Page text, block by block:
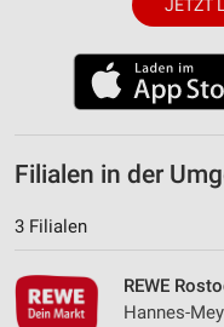
JETZT
Filialen in der
3 Filialen
REWE
Hannes-